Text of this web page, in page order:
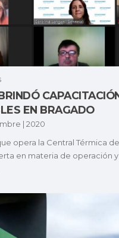
EN BRAGADO
| 2020
opera la Central Térmica
en materia de operación